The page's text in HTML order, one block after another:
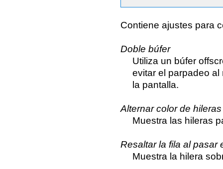
Contiene ajustes para
Doble búfer
Utiliza un búfer
evitar el parpadeo
la pantalla.
Alternar color de hileras
Muestra las hileras
Resaltar la fila al pasar
Muestra la hilera